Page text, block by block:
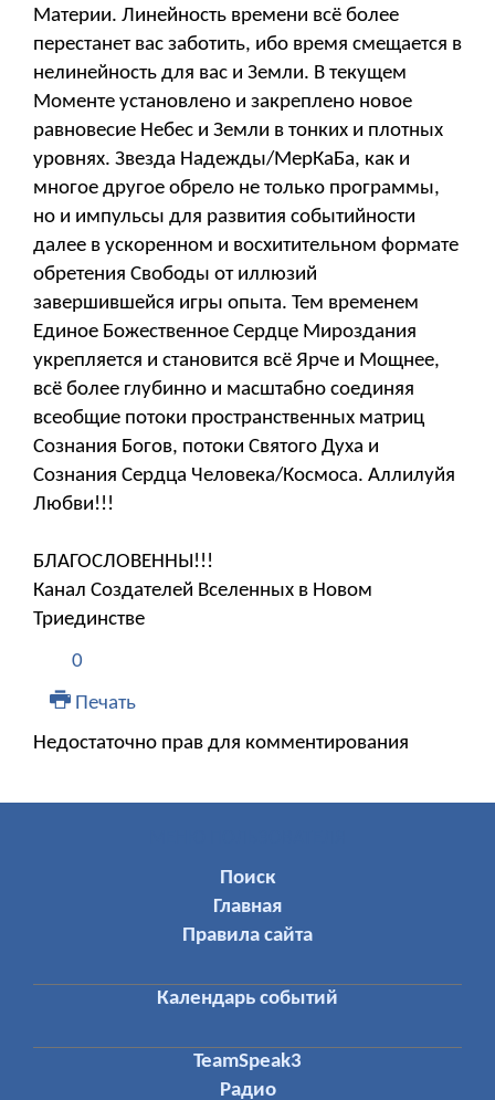
Материи. Линейность времени всё более
перестанет вас заботить, ибо время смещается в
нелинейность для вас и Земли. В текущем
Моменте установлено и закреплено новое
равновесие Небес и Земли в тонких и плотных
уровнях. Звезда Надежды/МерКаБа, как и
многое другое обрело не только программы,
но и импульсы для развития событийности
далее в ускоренном и восхитительном формате
обретения Свободы от иллюзий
завершившейся игры опыта. Тем временем
Единое Божественное Сердце Мироздания
укрепляется и становится всё Ярче и Мощнее,
всё более глубинно и масштабно соединяя
всеобщие потоки пространственных матриц
Сознания Богов, потоки Святого Духа и
Сознания Сердца Человека/Космоса. Аллилуйя
Любви!!!
БЛАГОСЛОВЕННЫ!!!
Канал Создателей Вселенных в Новом
Триединстве
0
Печать
Недостаточно прав для комментирования
Поиск
Главная
Правила сайта
Календарь событий
TeamSpeak3
Радио